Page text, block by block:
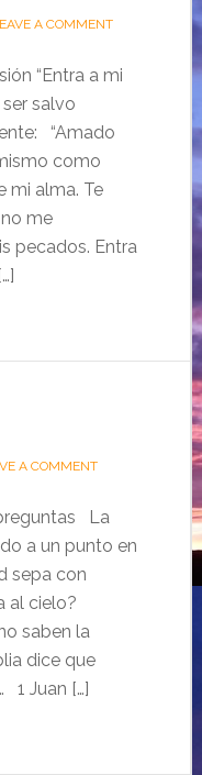
A COMMENT
“Entra a mi
salvo
“Amado
como
mi alma. Te
me
pecados. Entra
A COMMENT
La
a un punto en
sepa con
al cielo?
saben la
dice que
1 Juan […]